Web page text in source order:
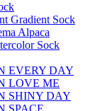
Gradient Sock
Alpaca
Sock
EVERY DAY
LOVE ME
SHINY DAY
SPACE